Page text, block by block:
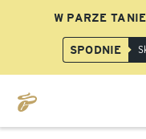
W PARZE
SPODNIE